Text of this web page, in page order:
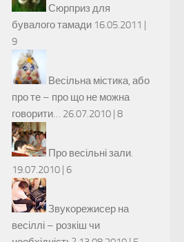
Сюрприз для
бувалого тамади 16.05.2011 |
9
Весільна містика, або
про те – про що не можна
говорити… 26.07.2010 | 8
Про весільні зали.
19.07.2010 | 6
Звукорежисер на
весіллі – розкіш чи